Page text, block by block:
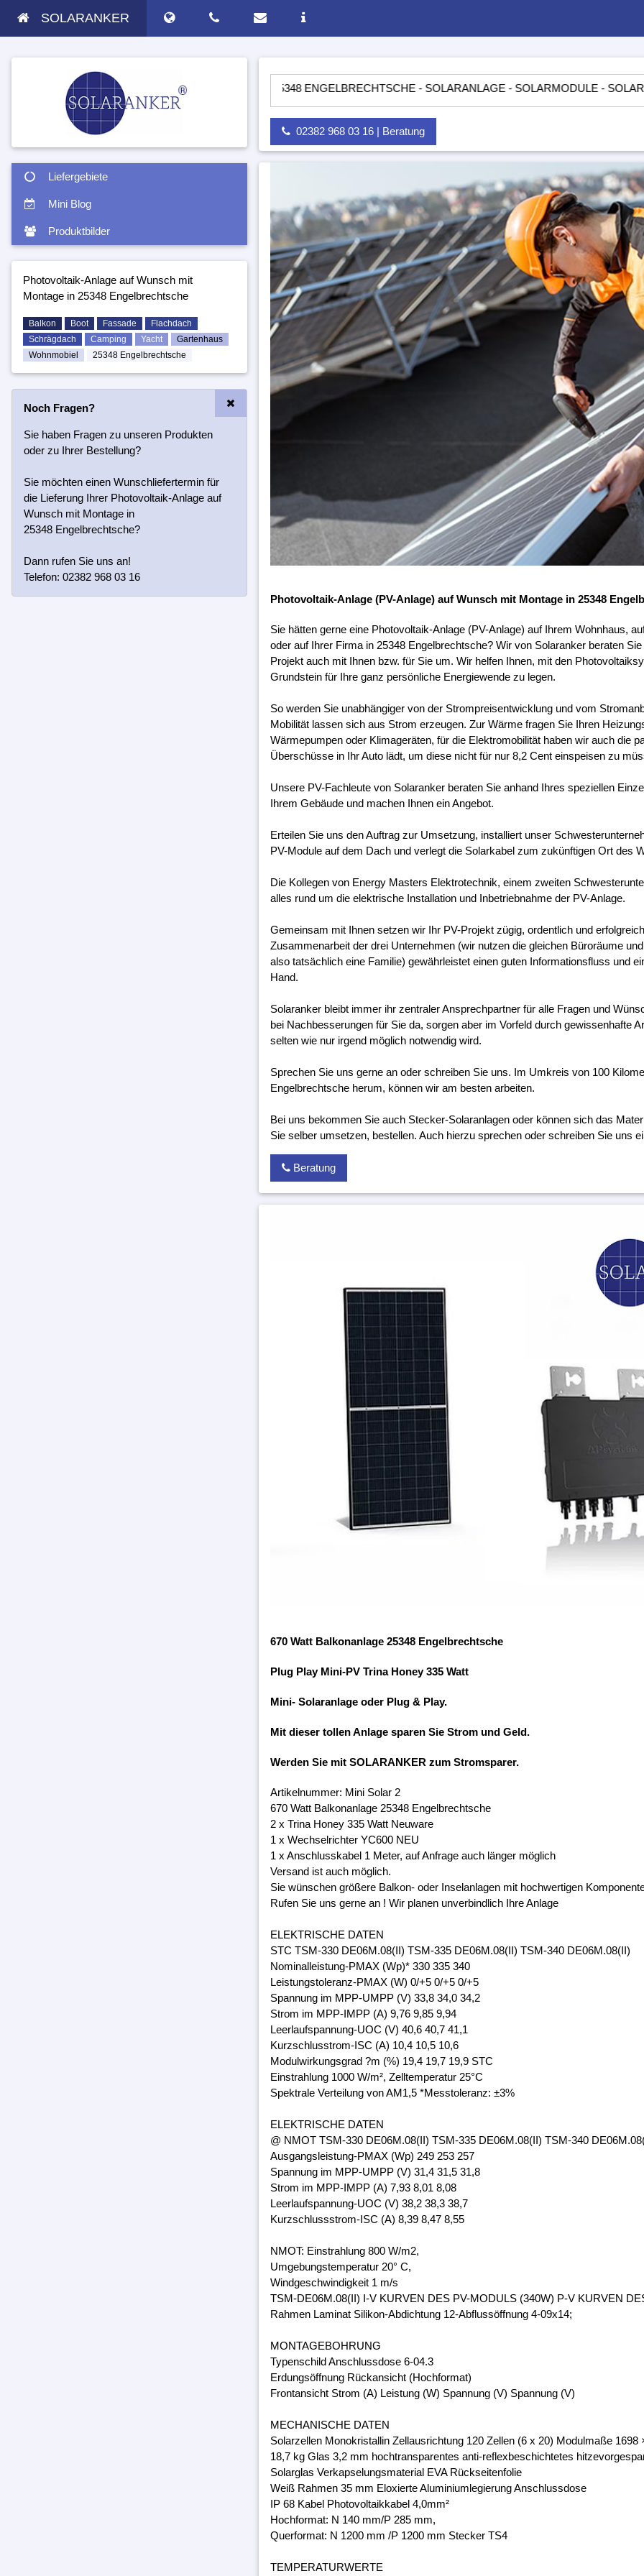
SOLARANKER
Liefergebiete
Mini Blog
Produktbilder
Photovoltaik-Anlage auf Wunsch mit
Montage in 25348 Engelbrechtsche
Balkon Boot Fassade
Flachdach
Schrägdach
Camping Yacht
Gartenhaus
Wohnmobiel
25348 Engelbrechtsche
Noch Fragen?
Sie haben Fragen zu unseren Produkten
oder zu Ihrer Bestellung?
Sie möchten einen Wunschliefertermin für
die Lieferung Ihrer Photovoltaik-Anlage auf
Wunsch mit Montage in
25348 Engelbrechtsche?
Dann rufen Sie uns an!
Telefon: 02382 968 03 16
AUF WUNSCH MIT MONTAGE IN 25348 ENGELBRECHTSCHE - SOLARANLAGE - SOLARMODULE -
02382 968 03 16 | Beratung
Photovoltaik-Anlage (PV-Anlage) auf Wunsch mit Montage in 25348
Sie hätten gerne eine Photovoltaik-Anlage (PV-Anlage) auf Ihrem Wohnhaus,
oder auf Ihrer Firma in 25348 Engelbrechtsche? Wir von Solaranker beraten
Projekt auch mit Ihnen bzw. für Sie um. Wir helfen Ihnen, mit den
Grundstein für Ihre ganz persönliche Energiewende zu legen.
So werden Sie unabhängiger von der Strompreisentwicklung und vom
Mobilität lassen sich aus Strom erzeugen. Zur Wärme fragen Sie Ihren
Wärmepumpen oder Klimageräten, für die Elektromobilität haben wir auch die
Überschüsse in Ihr Auto lädt, um diese nicht für nur 8,2 Cent einspeisen zu
Unsere PV-Fachleute von Solaranker beraten Sie anhand Ihres speziellen
Ihrem Gebäude und machen Ihnen ein Angebot.
Erteilen Sie uns den Auftrag zur Umsetzung, installiert unser
PV-Module auf dem Dach und verlegt die Solarkabel zum zukünftigen Ort des
Die Kollegen von Energy Masters Elektrotechnik, einem zweiten
alles rund um die elektrische Installation und Inbetriebnahme der PV-Anlage.
Gemeinsam mit Ihnen setzen wir Ihr PV-Projekt zügig, ordentlich und
Zusammenarbeit der drei Unternehmen (wir nutzen die gleichen Büroräume
also tatsächlich eine Familie) gewährleistet einen guten Informationsfluss und
Hand.
Solaranker bleibt immer ihr zentraler Ansprechpartner für alle Fragen und
bei Nachbesserungen für Sie da, sorgen aber im Vorfeld durch gewissenhafte
selten wie nur irgend möglich notwendig wird.
Sprechen Sie uns gerne an oder schreiben Sie uns. Im Umkreis von 100
Engelbrechtsche herum, können wir am besten arbeiten.
Bei uns bekommen Sie auch Stecker-Solaranlagen oder können sich das
Sie selber umsetzen, bestellen. Auch hierzu sprechen oder schreiben Sie uns
Beratung
670 Watt Balkonanlage 25348 Engelbrechtsche
Plug Play Mini-PV Trina Honey 335 Watt
Mini- Solaranlage oder Plug & Play.
Mit dieser tollen Anlage sparen Sie Strom und Geld.
Werden Sie mit SOLARANKER zum Stromsparer.
Artikelnummer: Mini Solar 2
670 Watt Balkonanlage 25348 Engelbrechtsche
2 x Trina Honey 335 Watt Neuware
1 x Wechselrichter YC600 NEU
1 x Anschlusskabel 1 Meter, auf Anfrage auch länger möglich
Versand ist auch möglich.
Sie wünschen größere Balkon- oder Inselanlagen mit hochwertigen
Rufen Sie uns gerne an ! Wir planen unverbindlich Ihre Anlage
ELEKTRISCHE DATEN
STC TSM-330 DE06M.08(II) TSM-335 DE06M.08(II) TSM-340 DE06M.08(II)
Nominalleistung-PMAX (Wp)* 330 335 340
Leistungstoleranz-PMAX (W) 0/+5 0/+5 0/+5
Spannung im MPP-UMPP (V) 33,8 34,0 34,2
Strom im MPP-IMPP (A) 9,76 9,85 9,94
Leerlaufspannung-UOC (V) 40,6 40,7 41,1
Kurzschlusstrom-ISC (A) 10,4 10,5 10,6
Modulwirkungsgrad ?m (%) 19,4 19,7 19,9 STC
Einstrahlung 1000 W/m², Zelltemperatur 25°C
Spektrale Verteilung von AM1,5 *Messtoleranz: ±3%
ELEKTRISCHE DATEN
@ NMOT TSM-330 DE06M.08(II) TSM-335 DE06M.08(II) TSM-340
Ausgangsleistung-PMAX (Wp) 249 253 257
Spannung im MPP-UMPP (V) 31,4 31,5 31,8
Strom im MPP-IMPP (A) 7,93 8,01 8,08
Leerlaufspannung-UOC (V) 38,2 38,3 38,7
Kurzschlussstrom-ISC (A) 8,39 8,47 8,55
NMOT: Einstrahlung 800 W/m2,
Umgebungstemperatur 20° C,
Windgeschwindigkeit 1 m/s
TSM-DE06M.08(II) I-V KURVEN DES PV-MODULS (340W) P-V KURVEN
Rahmen Laminat Silikon-Abdichtung 12-Abflussöffnung 4-09x14;
MONTAGEBOHRUNG
Typenschild Anschlussdose 6-04.3
Erdungsöffnung Rückansicht (Hochformat)
Frontansicht Strom (A) Leistung (W) Spannung (V) Spannung (V)
MECHANISCHE DATEN
Solarzellen Monokristallin Zellausrichtung 120 Zellen (6 x 20) Modulmaße
18,7 kg Glas 3,2 mm hochtransparentes anti-reflexbeschichtetes
Solarglas Verkapselungsmaterial EVA Rückseitenfolie
Weiß Rahmen 35 mm Eloxierte Aluminiumlegierung Anschlussdose
IP 68 Kabel Photovoltaikkabel 4,0mm²
Hochformat: N 140 mm/P 285 mm,
Querformat: N 1200 mm /P 1200 mm Stecker TS4
TEMPERATURWERTE